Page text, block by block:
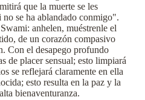
que la muerte se les
se ha ablandado conmigo".
anhelen, muéstrenle el
de un corazón compasivo
Con el desapego profundo
de placer sensual; esto limpiará
se reflejará claramente en ella
esto resulta en la paz y la
bienaventuranza.